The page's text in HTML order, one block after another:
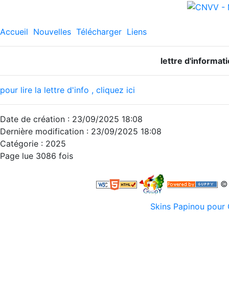
Accueil Nouvelles Télécharger Liens
lettre
pour lire la lettre d'info , cliquez ici
Date de création : 23/09/2025 18:08
Dernière modification : 23/09/2025 18:08
Catégorie : 2025
Page lue 3086 fois
©
Skins Papinou